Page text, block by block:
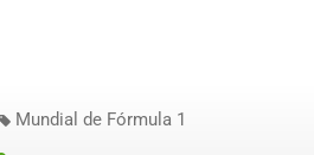
Mundial de Fórmula 1